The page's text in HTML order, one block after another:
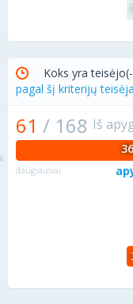
Koks yra
pagal šį kriterijų
61 / 168 Iš
daugiausiai